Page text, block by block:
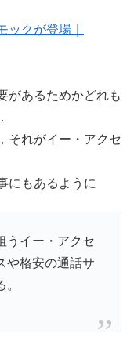
ックが登場｜
があるためかどれも
それがイー・アクセ
にもあるように
うイー・アクセ
や格安の通話サ